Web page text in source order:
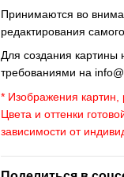
Принимаются во
редактирования
Для создания
требованиями на
* Изображения
Цвета и оттенки
зависимости от